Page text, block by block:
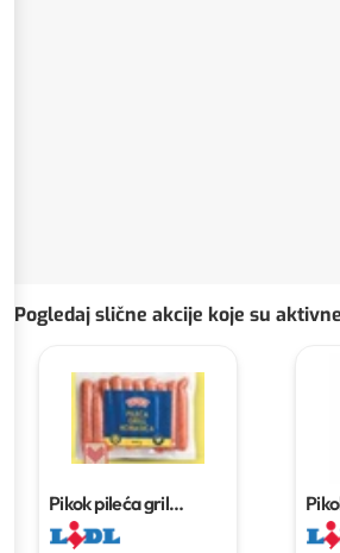
Pogledaj slične akcije koje su aktivne
Pikok pileća gril
kobasica
XXL